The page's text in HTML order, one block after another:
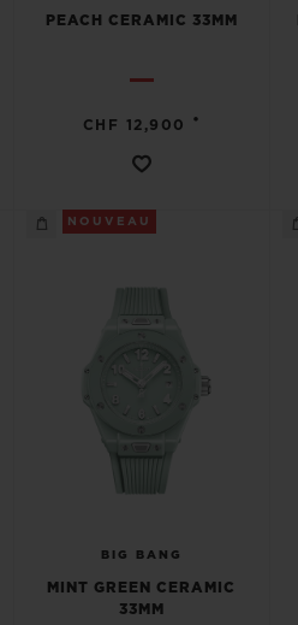
PEACH CERAMIC 33MM
CHF 12,900 •
NOUVEAU
BIG BANG
MINT GREEN CERAMIC
33MM